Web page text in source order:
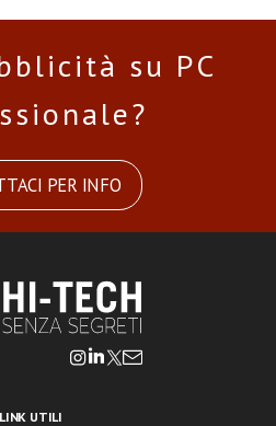
su PC
PER INFO
LINK UTILI